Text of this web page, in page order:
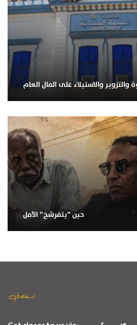
والتزوير والاستيلاء على المال العام
حين “يتفرشخ” الأمل